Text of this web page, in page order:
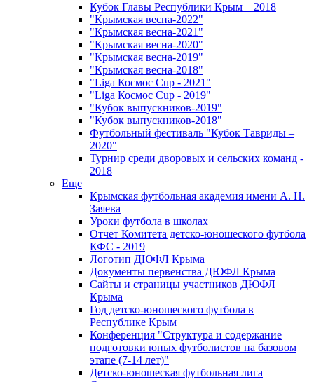
Кубок Главы Республики Крым – 2018
"Крымская весна-2022"
"Крымская весна-2021"
"Крымская весна-2020"
"Крымская весна-2019"
"Крымская весна-2018"
"Liga Космос Cup - 2021"
"Liga Космос Cup - 2019"
"Кубок выпускников-2019"
"Кубок выпускников-2018"
Футбольный фестиваль "Кубок Тавриды –
2020"
Турнир среди дворовых и сельских команд -
2018
Еще
Крымская футбольная академия имени А. Н.
Заяева
Уроки футбола в школах
Отчет Комитета детско-юношеского футбола
КФС - 2019
Логотип ДЮФЛ Крыма
Документы первенства ДЮФЛ Крыма
Сайты и страницы участников ДЮФЛ
Крыма
Год детско-юношеского футбола в
Республике Крым
Конференция "Структура и содержание
подготовки юных футболистов на базовом
этапе (7-14 лет)"
Детско-юношеская футбольная лига